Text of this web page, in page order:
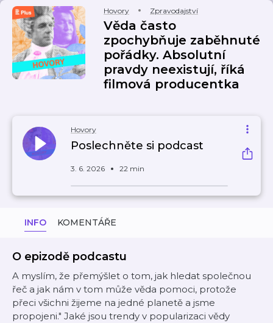
Hovory Zpravodajství
Věda často
zpochybňuje zaběhnuté
pořádky. Absolutní
pravdy neexistují, říká
filmová producentka
Hovory
Poslechněte si podcast
3. 6. 2026 22 min
INFO KOMENTÁŘE
O epizodě podcastu
A myslím, že přemýšlet o tom, jak hledat společnou
řeč a jak nám v tom může věda pomoci, protože
přeci všichni žijeme na jedné planetě a jsme
propojeni." Jaké jsou trendy v popularizaci vědy